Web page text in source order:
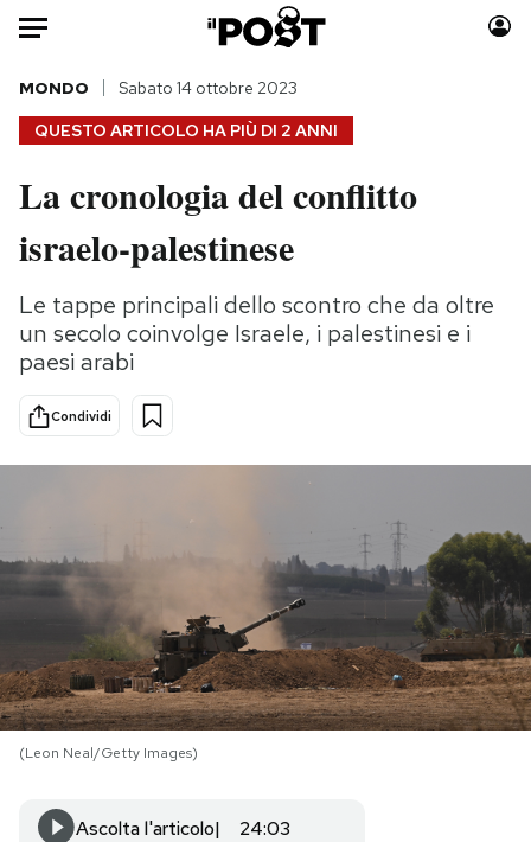
Auto
HOME
Italia
Politica
Tecnologia
Internet
Scienza
Cultura
Economia
Moda
Storie/Idee
Ok Boomer!
PODCAST
NEWSLETTER
I MIEI PREFERITI
SHOP
QUESTO ARTICOLO HA PIÙ DI 2 ANNI
MONDO Sabato 14 ottobre 2023
La cronologia del conflitto
israelo-palestinese
Le tappe principali dello scontro che da oltre
un secolo coinvolge Israele, i palestinesi e i
paesi arabi
Condividi
(Leon Neal/Getty Images)
Ascolta l'articolo 24:03